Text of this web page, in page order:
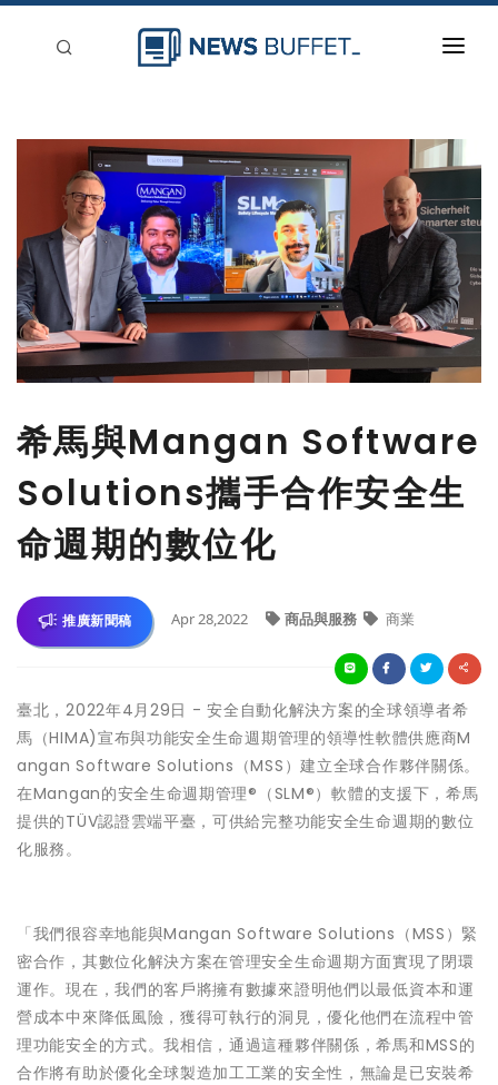
新聞稿分類
登入
刊登
希馬與Mangan Software
Solutions攜手合作安全生
命週期的數位化
推廣新聞稿 Apr 28,2022 商品與服務 商業
臺北，2022年4月29日 - 安全自動化解決方案的全球領導者希
馬（HIMA)宣布與功能安全生命週期管理的領導性軟體供應商M
angan Software Solutions（MSS）建立全球合作夥伴關係。
在Mangan的安全生命週期管理®（SLM®）軟體的支援下，希馬
提供的TÜV認證雲端平臺，可供給完整功能安全生命週期的數位
化服務。
「我們很容幸地能與Mangan Software Solutions（MSS）緊
密合作，其數位化解決方案在管理安全生命週期方面實現了閉環
運作。現在，我們的客戶將擁有數據來證明他們以最低資本和運
營成本中來降低風險，獲得可執行的洞見，優化他們在流程中管
理功能安全的方式。我相信，通過這種夥伴關係，希馬和MSS的
合作將有助於優化全球製造加工工業的安全性，無論是已安裝希